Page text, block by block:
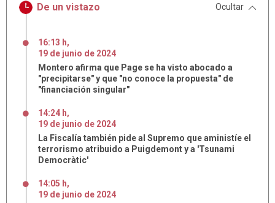
De un vistazo Ocultar
16:13 h,
19 de junio de 2024
Montero afirma que Page se ha visto abocado a
"precipitarse" y que "no conoce la propuesta" de
"financiación singular"
14:24 h,
19 de junio de 2024
La Fiscalía también pide al Supremo que aministíe el
terrorismo atribuido a Puigdemont y a 'Tsunami
Democràtic'
14:05 h,
19 de junio de 2024